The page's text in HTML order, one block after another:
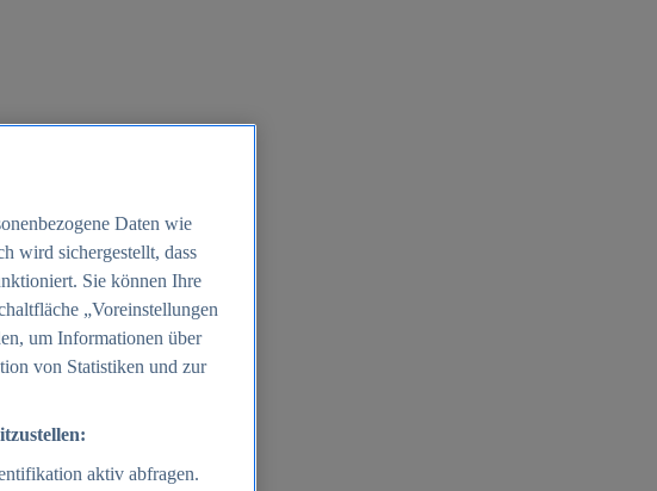
Daten wie
wird sichergestellt, dass
Sie können Ihre
„Voreinstellungen
um Informationen über
von Statistiken und zur
aktiv abfragen.